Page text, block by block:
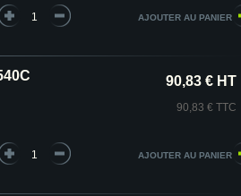
90,83 € HT
90,83 € TTC